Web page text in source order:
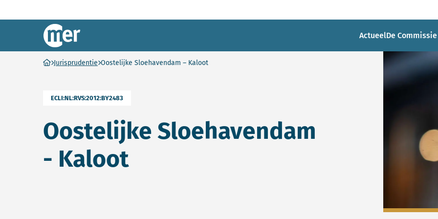
Commissie mer
ActueelDe
Ga naar homepage
Jurisprudentie Oostelijke Sloehavendam – Kaloot
ECLI:NL:RVS:2012:BY2483
Oostelijke Sloehavendam
- Kaloot